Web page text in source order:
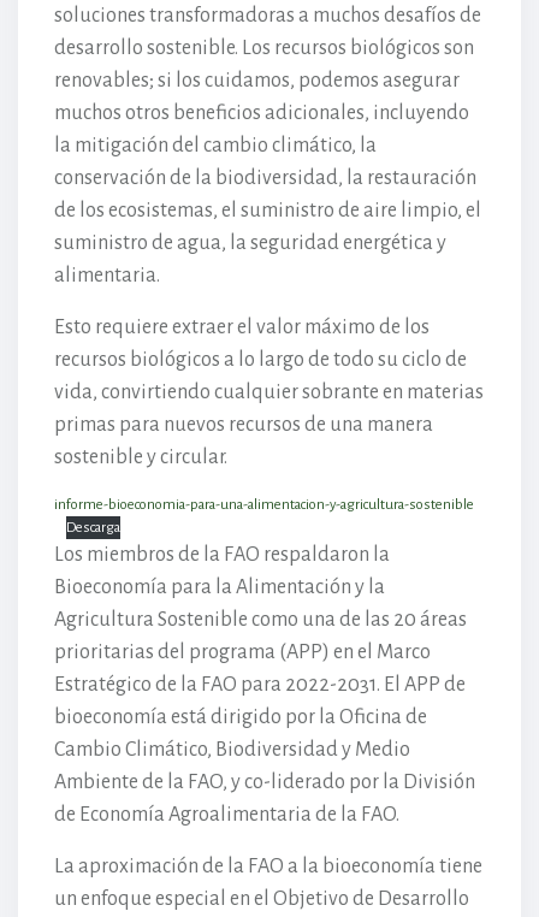
soluciones transformadoras a muchos desafíos de
desarrollo sostenible. Los recursos biológicos son
renovables; si los cuidamos, podemos asegurar
muchos otros beneficios adicionales, incluyendo
la mitigación del cambio climático, la
conservación de la biodiversidad, la restauración
de los ecosistemas, el suministro de aire limpio, el
suministro de agua, la seguridad energética y
alimentaria.
Esto requiere extraer el valor máximo de los
recursos biológicos a lo largo de todo su ciclo de
vida, convirtiendo cualquier sobrante en materias
primas para nuevos recursos de una manera
sostenible y circular.
informe-bioeconomia-para-una-alimentacion-y-agricultura-sostenible
Descarga
Los miembros de la FAO respaldaron la
Bioeconomía para la Alimentación y la
Agricultura Sostenible como una de las 20 áreas
prioritarias del programa (APP) en el Marco
Estratégico de la FAO para 2022-2031. El APP de
bioeconomía está dirigido por la Oficina de
Cambio Climático, Biodiversidad y Medio
Ambiente de la FAO, y co-liderado por la División
de Economía Agroalimentaria de la FAO.
La aproximación de la FAO a la bioeconomía tiene
un enfoque especial en el Objetivo de Desarrollo